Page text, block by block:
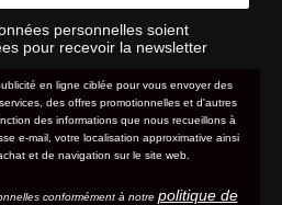
personnelles soient
pour recevoir la newsletter
en ligne ciblée pour vous envoyer des
des offres promotionnelles et d'autres
des informations que nous recueillons à
e-mail, votre localisation approximative ainsi
et de navigation sur le site web.
conformément à notre politique de